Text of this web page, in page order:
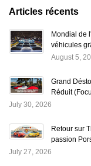
Articles récents
Mondial de
véhicules
August 5,
Grand
Réduit
July 30, 2026
Retour sur
passion
July 27, 2026